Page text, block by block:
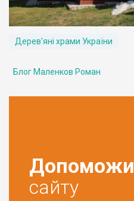
Дерев'яні храми України
Блог Маленков Роман
Допоможи
сайту